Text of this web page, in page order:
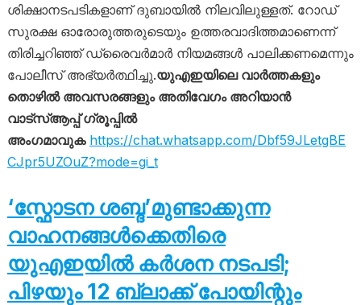
ശിക്ഷാനടപടികളാണ് ദുബായിൽ നിലവിലുള്ളത്. റോഡ്
സുരക്ഷ ഓരോരുത്തരുടെയും ഉത്തരവാദിത്തമാണെന്ന്
തിരിച്ചറിഞ്ഞ് ഡ്രൈവർമാർ നിയമങ്ങൾ പാലിക്കണമെന്നും
പോലീസ് അഭ്യർത്ഥിച്ചു.യുഎഇയിലെ വാർത്തകളും
തൊഴിൽ അവസരങ്ങളും അതിവേഗം അറിയാൻ
വാട്സ്ആപ്പ് ഗ്രൂപ്പിൽ
അംഗമാവുക https://chat.whatsapp.com/Dbf59JLetgBE
CJpr5UZOuZ?mode=gi_t
‘സ്ഫോടന ശബ്ദ’മുണ്ടാക്കുന്ന
വാഹനങ്ങൾക്കെതിരെ
യുഎഇയിൽ കർശന നടപടി;
പിഴയും 12 ബ്ലാക്ക് പോയിന്റും